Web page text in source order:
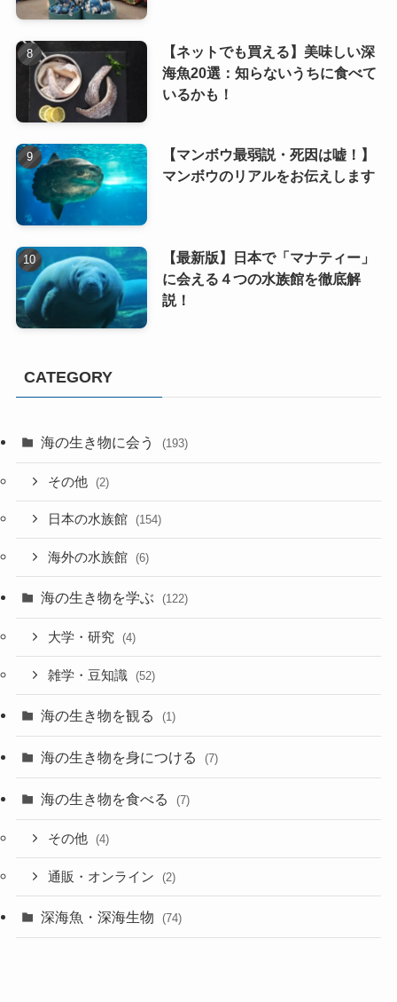
【ネットでも買える】美味しい深
海魚20選：知らないうちに食べて
いるかも！
【マンボウ最弱説・死因は嘘！】
マンボウのリアルをお伝えします
【最新版】日本で「マナティー」
に会える４つの水族館を徹底解
説！
CATEGORY
海の生き物に会う (193)
その他 (2)
日本の水族館 (154)
海外の水族館 (6)
海の生き物を学ぶ (122)
大学・研究 (4)
雑学・豆知識 (52)
海の生き物を観る (1)
海の生き物を身につける (7)
海の生き物を食べる (7)
その他 (4)
通販・オンライン (2)
深海魚・深海生物 (74)